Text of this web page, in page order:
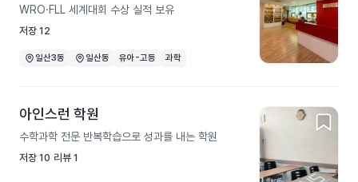
WRO·FLL 세계대회 수상 실적 보유
저장 12
일산3동 일산동 유아-고등 과학
아인스런 학원
수학과학 전문 반복학습으로 성과를 내는 학원
저장 10 리뷰 1